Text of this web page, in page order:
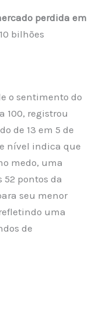
perdida em
bilhões
o sentimento do
100, registrou
de 13 em 5 de
nível indica que
medo, uma
pontos da
seu menor
uma
de